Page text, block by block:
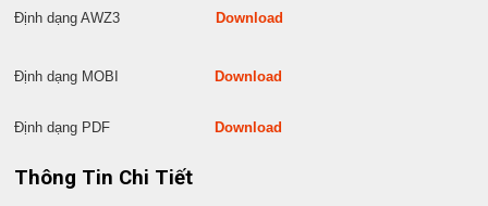
Định dạng AWZ3 Download
Định dạng MOBI Download
Định dạng PDF Download
Thông Tin Chi Tiết